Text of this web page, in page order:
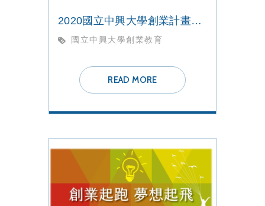
2020國立中興大學創業計畫聯合成果展
國立中興大學創業教育
READ MORE